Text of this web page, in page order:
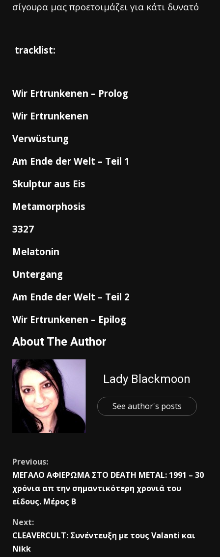
σίγουρα μας προετοιμάζει για κάτι δυνατό
tracklist:
Wir Ertrunkenen – Prolog
Wir Ertrunkenen
Verwüstung
Am Ende der Welt – Teil 1
Skulptur aus Eis
Metamorphosis
3327
Melatonin
Untergang
Am Ende der Welt – Teil 2
Wir Ertrunkenen – Epilog
About The Author
Lady Blackmoon
See author's posts
Previous:
ΜΕΓΑΛΟ ΑΦΙΕΡΩΜΑ ΣΤΟ DEATH METAL: 1991 – 30
χρόνια απ την σημαντικότερη χρονιά του
είδους. Μέρος Β
Next:
CLEAVERCULT: Συνέντευξη με τους Valanti και
Nikk